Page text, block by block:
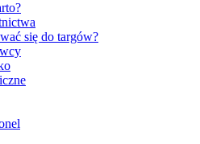
się do targów?